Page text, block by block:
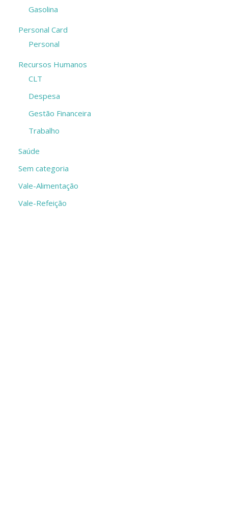
Gasolina
Personal Card
Personal
Recursos Humanos
CLT
Despesa
Gestão Financeira
Trabalho
Saúde
Sem categoria
Vale-Alimentação
Vale-Refeição